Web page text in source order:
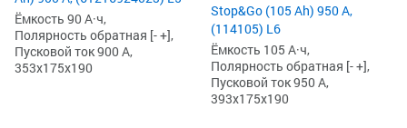
Ёмкость 90 А·ч,
Полярность обратная [- +],
Пусковой ток 900 А,
353x175x190
Stop&Go (105 Ah) 950 А,
(114105) L6
Ёмкость 105 А·ч,
Полярность обратная [- +],
Пусковой ток 950 А,
393x175x190